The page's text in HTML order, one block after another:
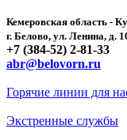
Кемеровская область -
г. Белово, ул. Ленина, д.
+7 (384-52) 2-81-33
abr@belovorn.ru
Горячие линии для
Экстренные службы